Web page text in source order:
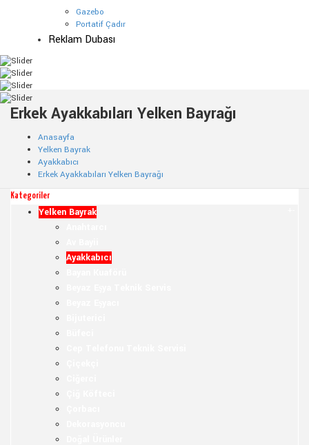
Gazebo
Portatif Çadır
Reklam Dubası
Erkek Ayakkabıları Yelken Bayrağı
Anasayfa
Yelken Bayrak
Ayakkabıcı
Erkek Ayakkabıları Yelken Bayrağı
Kategoriler
Yelken Bayrak
Ayakkabıcı